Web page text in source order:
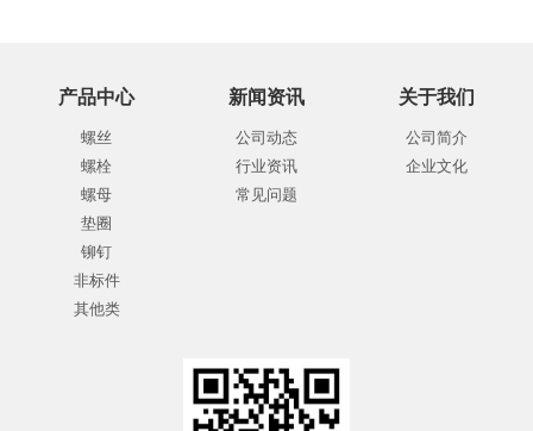
产品中心
螺丝
螺栓
螺母
垫圈
铆钉
非标件
其他类
新闻资讯
公司动态
行业资讯
常见问题
关于我们
公司简介
企业文化